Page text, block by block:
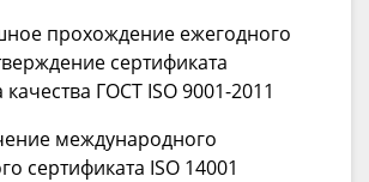
прохождение ежегодного
сертификата
ГОСТ ISO 9001-2011
международного
сертификата ISO 14001